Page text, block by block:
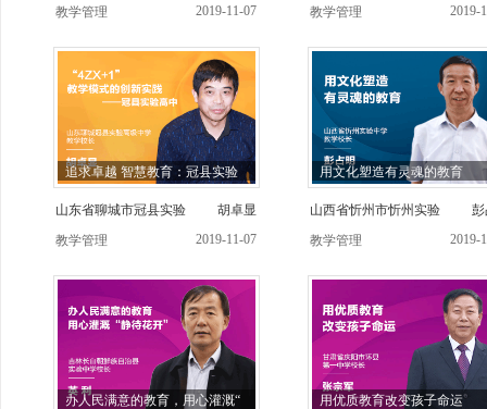
教学管理
2019-11-07
教学管理
2019-
追求卓越 智慧教育：冠县实验
山东省聊城市冠县实验
胡卓显
教学管理
2019-11-07
用文化塑造有灵魂的教育
山西省忻州市忻州实验
彭
教学管理
2019-
办人民满意的教育，用心灌溉“ 用优质教育改变孩子命运